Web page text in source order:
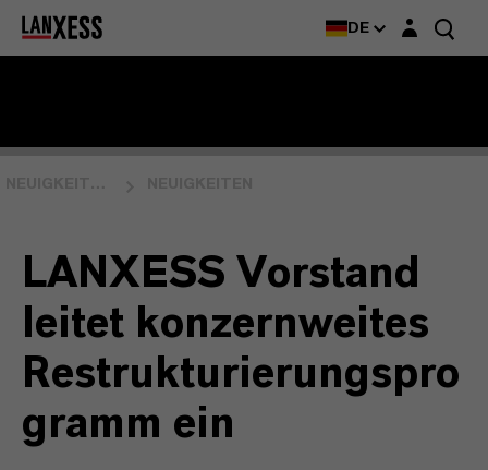
DE Login-Maske
LANXESS Vorstand
leitet konzernweites
Restrukturierungspro
gramm ein